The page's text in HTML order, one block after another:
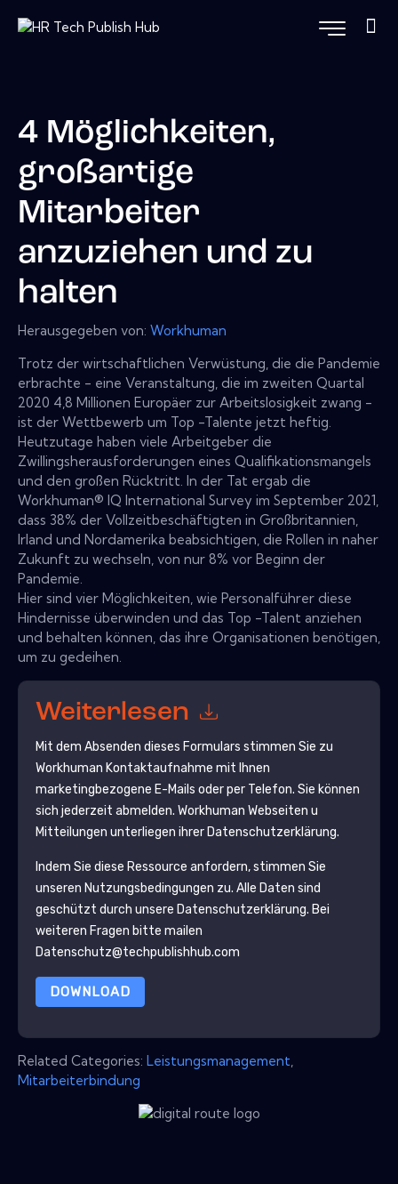
4 Möglichkeiten,
großartige
Mitarbeiter
anzuziehen und zu
halten
Herausgegeben von: Workhuman
Trotz der wirtschaftlichen Verwüstung, die die Pandemie
erbrachte - eine Veranstaltung, die im zweiten Quartal
2020 4,8 Millionen Europäer zur Arbeitslosigkeit zwang -
ist der Wettbewerb um Top -Talente jetzt heftig.
Heutzutage haben viele Arbeitgeber die
Zwillingsherausforderungen eines Qualifikationsmangels
und den großen Rücktritt. In der Tat ergab die
Workhuman® IQ International Survey im September 2021,
dass 38% der Vollzeitbeschäftigten in Großbritannien,
Irland und Nordamerika beabsichtigen, die Rollen in naher
Zukunft zu wechseln, von nur 8% vor Beginn der
Pandemie.
Hier sind vier Möglichkeiten, wie Personalführer diese
Hindernisse überwinden und das Top -Talent anziehen
und behalten können, das ihre Organisationen benötigen,
um zu gedeihen.
Weiterlesen
Mit dem Absenden dieses Formulars stimmen Sie zu
Workhuman Kontaktaufnahme mit Ihnen
marketingbezogene E-Mails oder per Telefon. Sie können
sich jederzeit abmelden. Workhuman Webseiten u
Mitteilungen unterliegen ihrer Datenschutzerklärung.
Indem Sie diese Ressource anfordern, stimmen Sie
unseren Nutzungsbedingungen zu. Alle Daten sind
geschützt durch unsere Datenschutzerklärung. Bei
weiteren Fragen bitte mailen
Datenschutz@techpublishhub.com
DOWNLOAD
Related Categories: Leistungsmanagement
Mitarbeiterbindung